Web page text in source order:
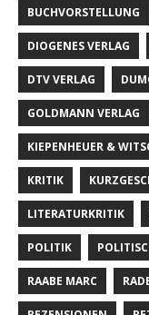
BUCHVORSTELLUNG
DIOGENES VERLAG
DTV VERLAG
GOLDMANN VERLAG
KIEPENHEUER &
KRITIK
LITERATURKRITIK
POLITIK
RAABE MARC